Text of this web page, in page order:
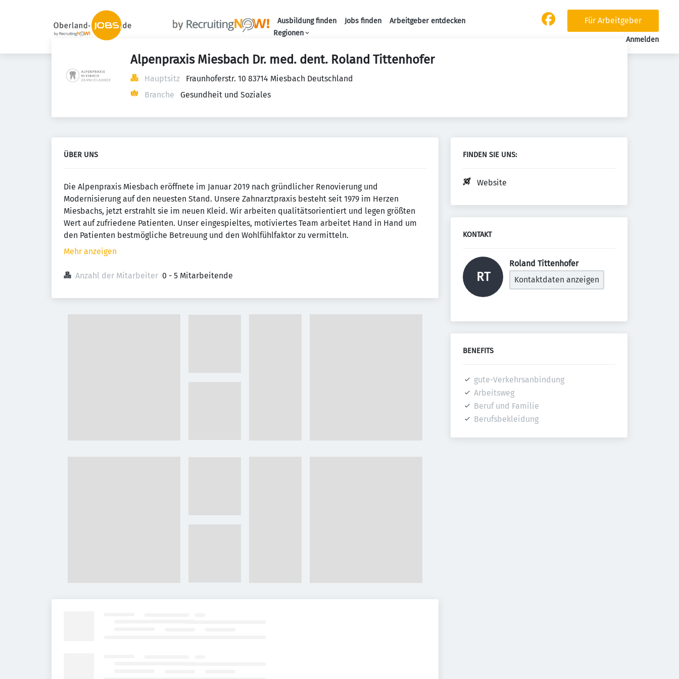
Ausbildung finden Jobs finden
Arbeitgeber entdecken
Regionen
Für Arbeitgeber
Anmelden
Alpenpraxis Miesbach Dr. med. dent. Roland Tittenhofer
Hauptsitz
Fraunhoferstr. 10 83714 Miesbach Deutschland
Branche
Gesundheit und Soziales
ÜBER UNS
Die Alpenpraxis Miesbach eröffnete im Januar 2019 nach gründlicher Renovierung und
Modernisierung auf den neuesten Stand. Unsere Zahnarztpraxis besteht seit 1979 im Herzen
Miesbachs, jetzt erstrahlt sie im neuen Kleid. Wir arbeiten qualitätsorientiert und legen größten
Wert auf zufriedene Patienten. Unser eingespieltes, motiviertes Team arbeitet Hand in Hand um
den Patienten bestmögliche Betreuung und den Wohlfühlfaktor zu vermitteln.
Mehr anzeigen
Anzahl der Mitarbeiter 0 - 5 Mitarbeitende
FINDEN SIE UNS:
Website
KONTAKT
RT
Roland Tittenhofer
Kontaktdaten anzeigen
BENEFITS
gute-Verkehrsanbindung
Arbeitsweg
Beruf und Familie
Berufsbekleidung